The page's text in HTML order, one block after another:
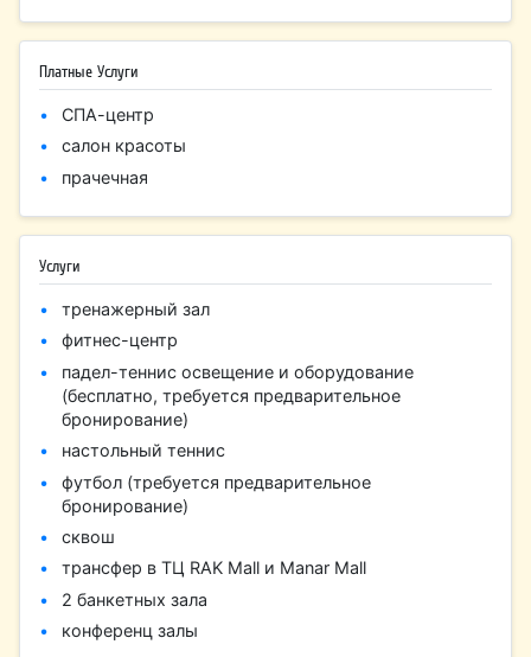
Платные Услуги
СПА-центр
салон красоты
прачечная
Услуги
тренажерный зал
фитнес-центр
падел-теннис освещение и оборудование
(бесплатно, требуется предварительное
бронирование)
настольный теннис
футбол (требуется предварительное
бронирование)
сквош
трансфер в ТЦ RAK Mall и Manar Mall
2 банкетных зала
конференц залы